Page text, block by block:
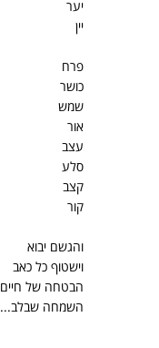
יער
יין
פרח
כושר
שמש
אור
עצב
סלע
קצב
קור
והגשם יבוא
וישטוף כל כאב
הבטחה של חיים
השמחה שבלב...